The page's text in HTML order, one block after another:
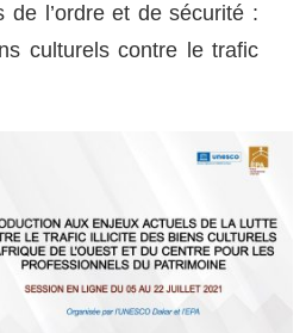
de l’ordre et de sécurité :
culturels contre le trafic